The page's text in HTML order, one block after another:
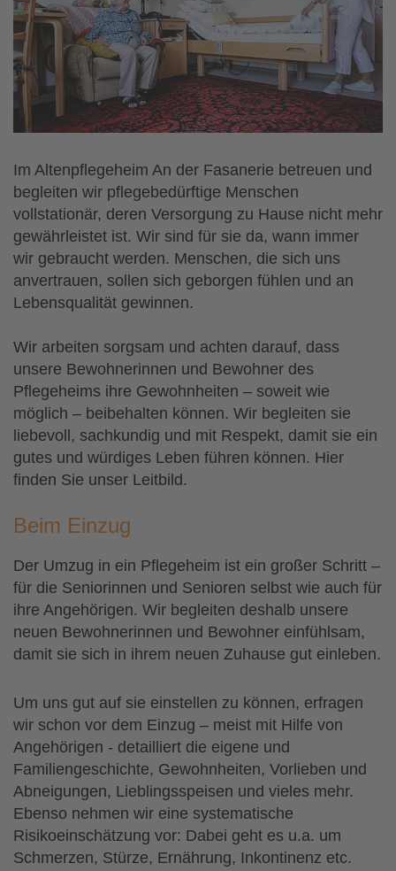
Im Altenpflegeheim An der Fasanerie betreuen und
begleiten wir pflegebedürftige Menschen
vollstationär, deren Versorgung zu Hause nicht mehr
gewährleistet ist. Wir sind für sie da, wann immer
wir gebraucht werden. Menschen, die sich uns
anvertrauen, sollen sich geborgen fühlen und an
Lebensqualität gewinnen.
Wir arbeiten sorgsam und achten darauf, dass
unsere Bewohnerinnen und Bewohner des
Pflegeheims ihre Gewohnheiten – soweit wie
möglich – beibehalten können. Wir begleiten sie
liebevoll, sachkundig und mit Respekt, damit sie ein
gutes und würdiges Leben führen können. Hier
finden Sie unser Leitbild.
Beim Einzug
Der Umzug in ein Pflegeheim ist ein großer Schritt –
für die Seniorinnen und Senioren selbst wie auch für
ihre Angehörigen. Wir begleiten deshalb unsere
neuen Bewohnerinnen und Bewohner einfühlsam,
damit sie sich in ihrem neuen Zuhause gut einleben.
Um uns gut auf sie einstellen zu können, erfragen
wir schon vor dem Einzug – meist mit Hilfe von
Angehörigen - detailliert die eigene und
Familiengeschichte, Gewohnheiten, Vorlieben und
Abneigungen, Lieblingsspeisen und vieles mehr.
Ebenso nehmen wir eine systematische
Risikoeinschätzung vor: Dabei geht es u.a. um
Schmerzen, Stürze, Ernährung, Inkontinenz etc.